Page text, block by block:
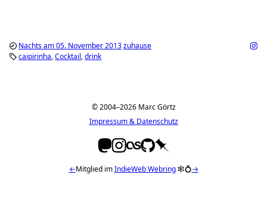
Nachts am 05. November 2013zuhause
caipirinha Cocktail drink
© 2004–2026 Marc Görtz
Impressum & Datenschutz
←Mitglied imIndieWeb Webring🕸💍→